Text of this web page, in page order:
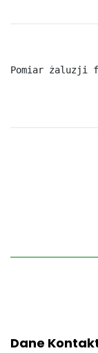
Pomiar żaluzji
Dane